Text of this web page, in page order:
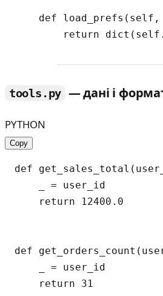
def
tools.py — дані і
PYTHON
Copy
def
    _ = user_id
    return 12400.0
def
    _ = user_id
    return 31